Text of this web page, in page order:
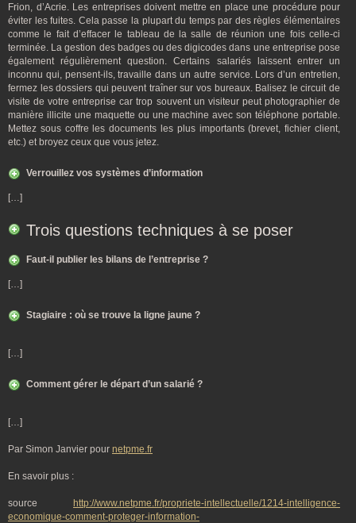
Frion, d’Acrie. Les entreprises doivent mettre en place une procédure pour
éviter les fuites. Cela passe la plupart du temps par des règles élémentaires
comme le fait d’effacer le tableau de la salle de réunion une fois celle-ci
terminée. La gestion des badges ou des digicodes dans une entreprise pose
également régulièrement question. Certains salariés laissent entrer un
inconnu qui, pensent-ils, travaille dans un autre service. Lors d’un entretien,
fermez les dossiers qui peuvent traîner sur vos bureaux. Balisez le circuit de
visite de votre entreprise car trop souvent un visiteur peut photographier de
manière illicite une maquette ou une machine avec son téléphone portable.
Mettez sous coffre les documents les plus importants (brevet, fichier client,
etc.) et broyez ceux que vous jetez.
Verrouillez vos systèmes d’information
[…]
Trois questions techniques à se poser
Faut-il publier les bilans de l’entreprise ?
[…]
Stagiaire : où se trouve la ligne jaune ?
[…]
Comment gérer le départ d’un salarié ?
[…]
Par Simon Janvier pour netpme.fr
En savoir plus :
source
http://www.netpme.fr/propriete-intellectuelle/1214-intelligence-
economique-comment-proteger-information-